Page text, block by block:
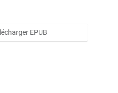
EPUB